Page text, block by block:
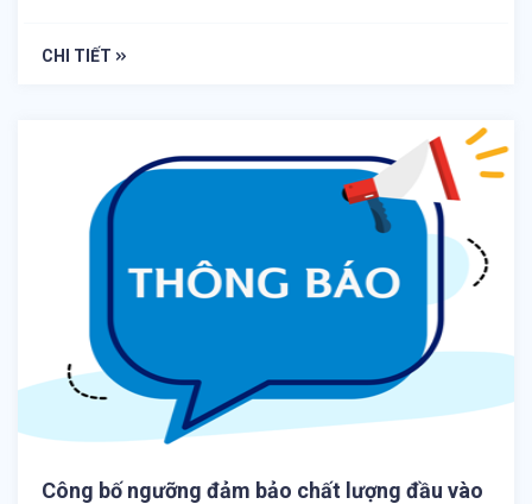
CHI TIẾT
Công bố ngưỡng đảm bảo chất lượng đầu vào